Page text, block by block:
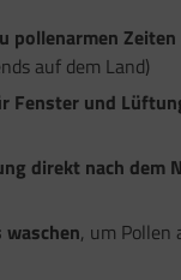
pollenarmen
auf dem Land)
Fenster und
direkt nach dem
waschen, um Pollen